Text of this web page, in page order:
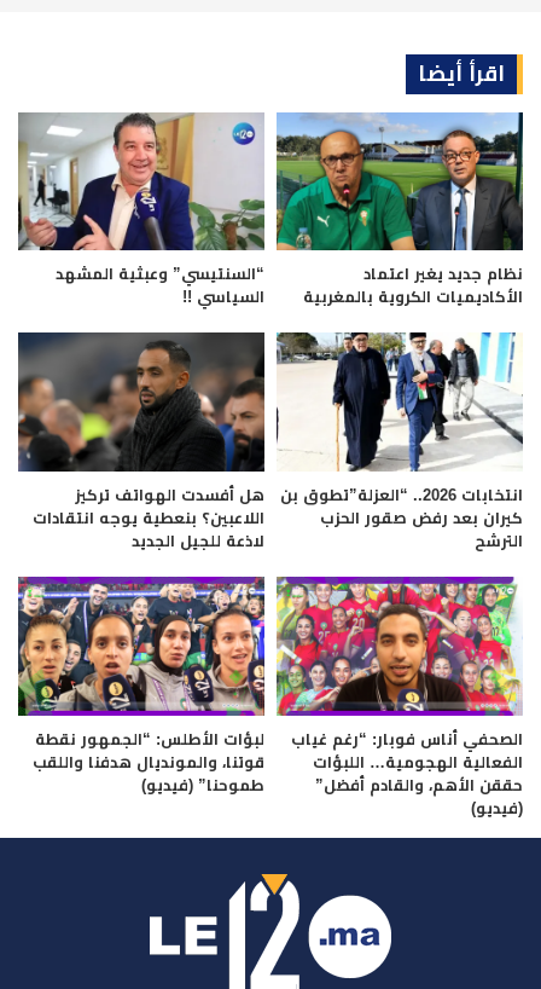
اقرأ أيضا
نظام جديد يغير اعتماد
الأكاديميات الكروية بالمغربية
“السنتيسي” وعبثية المشهد
السياسي !!
انتخابات 2026.. “العزلة”تطوق بن
كيران بعد رفض صقور الحزب
الترشح
هل أفسدت الهواتف تركيز
اللاعبين؟ بنعطية يوجه انتقادات
لاذعة للجيل الجديد
الصحفي أناس فوبار: “رغم غياب
الفعالية الهجومية… اللبؤات
حققن الأهم، والقادم أفضل”
(فيديو)
لبؤات الأطلس: “الجمهور نقطة
قوتنا، والمونديال هدفنا واللقب
طموحنا” (فيديو)